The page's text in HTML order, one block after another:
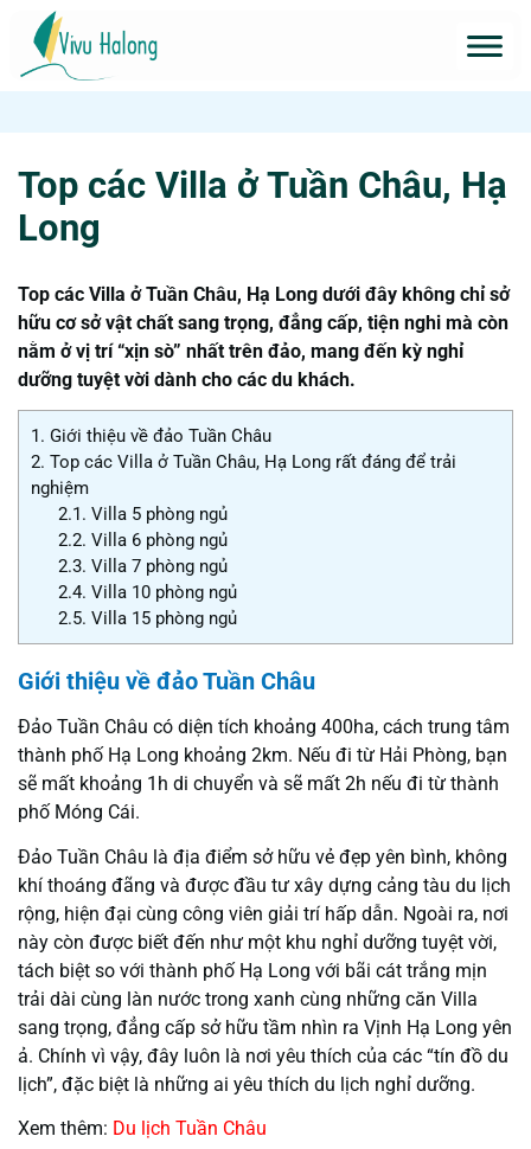
Top các Villa ở Tuần Châu, Hạ
Long
Top các Villa ở Tuần Châu, Hạ Long dưới đây không chỉ sở
hữu cơ sở vật chất sang trọng, đẳng cấp, tiện nghi mà còn
nằm ở vị trí “xịn sò” nhất trên đảo, mang đến kỳ nghỉ
dưỡng tuyệt vời dành cho các du khách.
1. Giới thiệu về đảo Tuần Châu
2. Top các Villa ở Tuần Châu, Hạ Long rất đáng để trải
nghiệm
2.1. Villa 5 phòng ngủ
2.2. Villa 6 phòng ngủ
2.3. Villa 7 phòng ngủ
2.4. Villa 10 phòng ngủ
2.5. Villa 15 phòng ngủ
Giới thiệu về đảo Tuần Châu
Đảo Tuần Châu có diện tích khoảng 400ha, cách trung tâm
thành phố Hạ Long khoảng 2km. Nếu đi từ Hải Phòng, bạn
sẽ mất khoảng 1h di chuyển và sẽ mất 2h nếu đi từ thành
phố Móng Cái.
Đảo Tuần Châu là địa điểm sở hữu vẻ đẹp yên bình, không
khí thoáng đãng và được đầu tư xây dựng cảng tàu du lịch
rộng, hiện đại cùng công viên giải trí hấp dẫn. Ngoài ra, nơi
này còn được biết đến như một khu nghỉ dưỡng tuyệt vời,
tách biệt so với thành phố Hạ Long với bãi cát trắng mịn
trải dài cùng làn nước trong xanh cùng những căn Villa
sang trọng, đẳng cấp sở hữu tầm nhìn ra Vịnh Hạ Long yên
ả. Chính vì vậy, đây luôn là nơi yêu thích của các “tín đồ du
lịch”, đặc biệt là những ai yêu thích du lịch nghỉ dưỡng.
Xem thêm: Du lịch Tuần Châu